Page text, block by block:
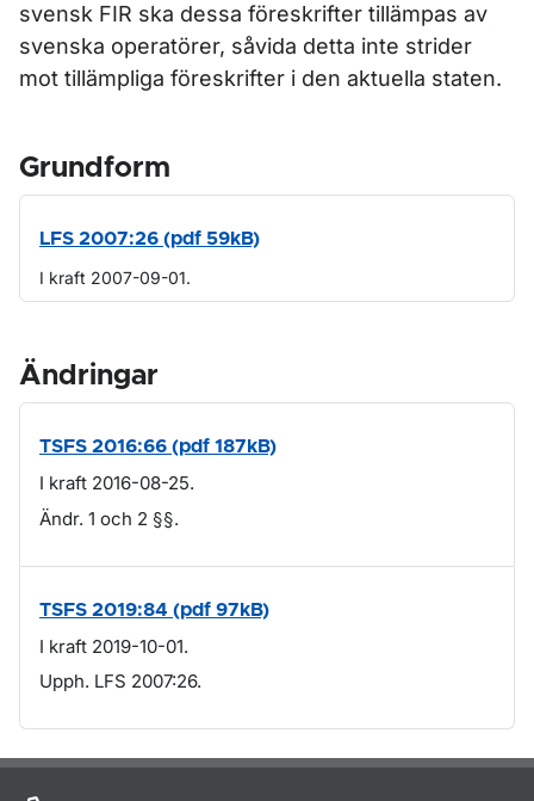
svensk FIR ska dessa föreskrifter tillämpas av
svenska operatörer, såvida detta inte strider
mot tillämpliga föreskrifter i den aktuella staten.
Grundform
LFS 2007:26 (pdf 59kB)
I kraft 2007-09-01.
Ändringar
TSFS 2016:66 (pdf 187kB)
I kraft 2016-08-25.
Ändr. 1 och 2 §§.
TSFS 2019:84 (pdf 97kB)
I kraft 2019-10-01.
Upph. LFS 2007:26.
Om sidan